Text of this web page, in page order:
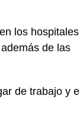
los hospitales
de las
de trabajo y el